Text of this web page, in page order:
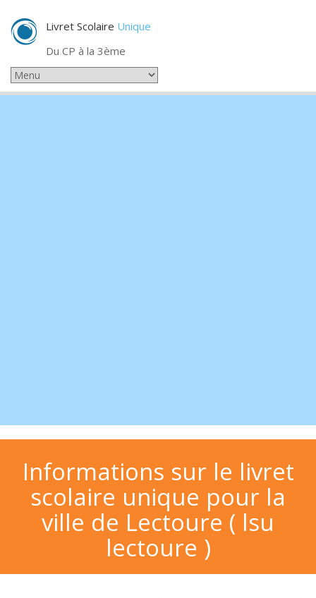
Livret Scolaire Unique
Du CP à la 3ème
Informations sur le livret
scolaire unique pour la
ville de Lectoure ( lsu
lectoure )